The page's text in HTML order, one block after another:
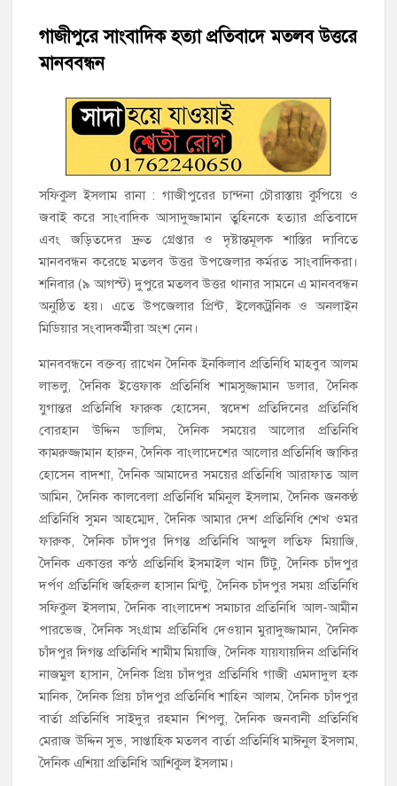
হাজীগঞ্জ পৌরসভার মেয়র প্রার্থী অ্যাড. টিটু টোরাগড় পূর্বপাড়া জামে
হাজীগঞ্জে শিক্ষার্থীদের লেখাপড়ার মানোন্নয়নে ও উপস্থিতি নিশ্চিতকরণে
হাজীগঞ্জে অস্বাস্থ্যকর পরিবেশে খাবার প্রস্তুত: ২ হোটেলকে ৪৫ হাজার
টাকা জরিমানা
হাজীগঞ্জে ৬ বছরের শিশুকে ধর্ষণের অভিযোগে কেয়ারটেকার আটক
হাজীগঞ্জের রাজারগাঁও উবিতে জুলাই গণঅভ্যুত্থান দিবস পালন
গাজীপুরে সাংবাদিক হত্যা প্রতিবাদে মতলব উত্তরে
মানববন্ধন
সফিকুল ইসলাম রানা : গাজীপুরের চান্দনা চৌরাস্তায় কুপিয়ে ও
জবাই করে সাংবাদিক আসাদুজ্জামান তুহিনকে হত্যার প্রতিবাদে
এবং জড়িতদের দ্রুত গ্রেপ্তার ও দৃষ্টান্তমূলক শাস্তির দাবিতে
মানববন্ধন করেছে মতলব উত্তর উপজেলার কর্মরত সাংবাদিকরা।
শনিবার (৯ আগস্ট) দুপুরে মতলব উত্তর থানার সামনে এ মানববন্ধন
অনুষ্ঠিত হয়। এতে উপজেলার প্রিন্ট, ইলেকট্রনিক ও অনলাইন
মিডিয়ার সংবাদকর্মীরা অংশ নেন।
মানববন্ধনে বক্তব্য রাখেন দৈনিক ইনকিলাব প্রতিনিধি মাহবুব আলম
লাভলু, দৈনিক ইত্তেফাক প্রতিনিধি শামসুজ্জামান ডলার, দৈনিক
যুগান্তর প্রতিনিধি ফারুক হোসেন, স্বদেশ প্রতিদিনের প্রতিনিধি
বোরহান উদ্দিন ডালিম, দৈনিক সময়ের আলোর প্রতিনিধি
কামরুজ্জামান হারুন, দৈনিক বাংলাদেশের আলোর প্রতিনিধি জাকির
হোসেন বাদশা, দৈনিক আমাদের সময়ের প্রতিনিধি আরাফাত আল
আমিন, দৈনিক কালবেলা প্রতিনিধি মমিনুল ইসলাম, দৈনিক জনকণ্ঠ
প্রতিনিধি সুমন আহম্মেদ, দৈনিক আমার দেশ প্রতিনিধি শেখ ওমর
ফারুক, দৈনিক চাঁদপুর দিগন্ত প্রতিনিধি আব্দুল লতিফ মিয়াজি,
দৈনিক একাত্তর কন্ঠ প্রতিনিধি ইসমাইল খান টিটু, দৈনিক চাঁদপুর
দর্পণ প্রতিনিধি জহিরুল হাসান মিন্টু, দৈনিক চাঁদপুর সময় প্রতিনিধি
সফিকুল ইসলাম, দৈনিক বাংলাদেশ সমাচার প্রতিনিধি আল-আমীন
পারভেজ, দৈনিক সংগ্রাম প্রতিনিধি দেওয়ান মুরাদুজ্জামান, দৈনিক
চাঁদপুর দিগন্ত প্রতিনিধি শামীম মিয়াজি, দৈনিক যায়যায়দিন প্রতিনিধি
নাজমুল হাসান, দৈনিক প্রিয় চাঁদপুর প্রতিনিধি গাজী এমদাদুল হক
মানিক, দৈনিক প্রিয় চাঁদপুর প্রতিনিধি শাহিন আলম, দৈনিক চাঁদপুর
বার্তা প্রতিনিধি সাইদুর রহমান শিপলু, দৈনিক জনবানী প্রতিনিধি
মেরাজ উদ্দিন সুভ, সাপ্তাহিক মতলব বার্তা প্রতিনিধি মাঈনুল ইসলাম,
দৈনিক এশিয়া প্রতিনিধি আশিকুল ইসলাম।